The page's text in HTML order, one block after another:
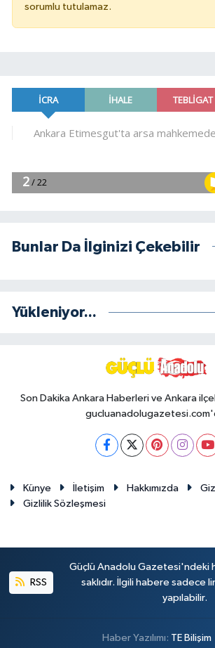
sorumlu tutulamaz.
Bunlar Da İlginizi Çekebilir
Yükleniyor...
Son Dakika Ankara Haberleri ve Ankara
Künye İletişim Hakkımızda
Gizlilik Sözleşmesi
RSS
Güçlü Anadolu Gazetesi'ndeki
saklıdır. İlgili habere sadece
yapılabilir.
Haber Yazılımı: TE Bilişim